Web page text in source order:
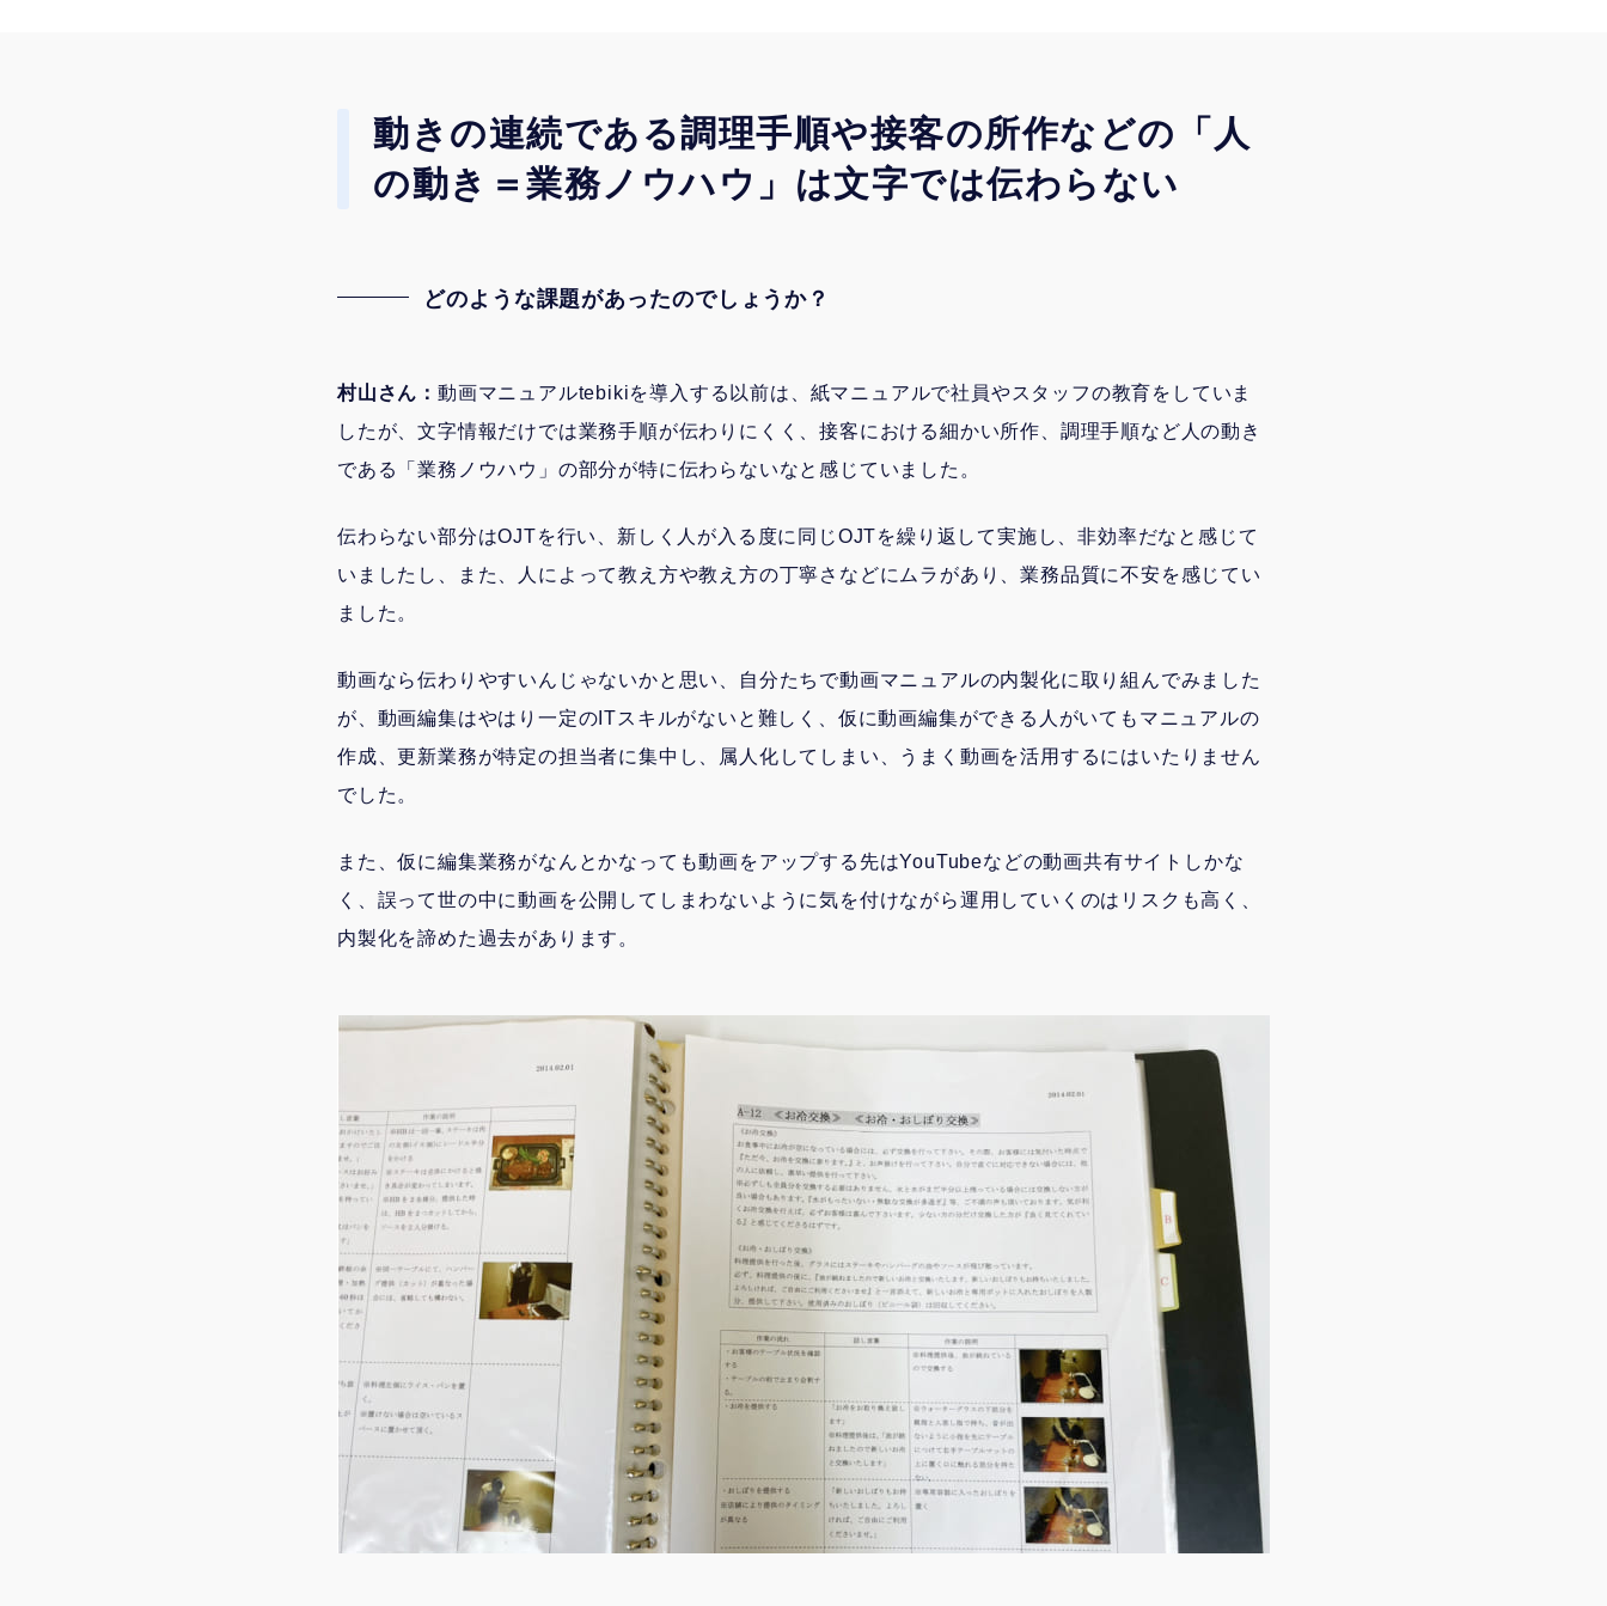
動きの連続である調理手順や接客の所作などの「人
の動き＝業務ノウハウ」は文字では伝わらない
どのような課題があったのでしょうか？
村山さん： 動画マニュアルtebikiを導入する以前は、紙マニュアルで社員やスタッフの教育をしていま
したが、文字情報だけでは業務手順が伝わりにくく、接客における細かい所作、調理手順など人の動き
である「業務ノウハウ」の部分が特に伝わらないなと感じていました。
伝わらない部分はOJTを行い、新しく人が入る度に同じOJTを繰り返して実施し、非効率だなと感じて
いましたし、また、人によって教え方や教え方の丁寧さなどにムラがあり、業務品質に不安を感じてい
ました。
動画なら伝わりやすいんじゃないかと思い、自分たちで動画マニュアルの内製化に取り組んでみました
が、動画編集はやはり一定のITスキルがないと難しく、仮に動画編集ができる人がいてもマニュアルの
作成、更新業務が特定の担当者に集中し、属人化してしまい、うまく動画を活用するにはいたりません
でした。
また、仮に編集業務がなんとかなっても動画をアップする先はYouTubeなどの動画共有サイトしかな
く、誤って世の中に動画を公開してしまわないように気を付けながら運用していくのはリスクも高く、
内製化を諦めた過去があります。